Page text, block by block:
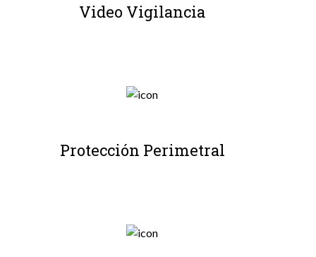
Video Vigilancia
Protección Perimetral